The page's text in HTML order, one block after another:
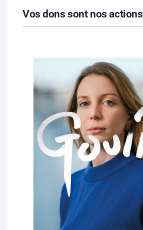
Vos dons sont nos actions